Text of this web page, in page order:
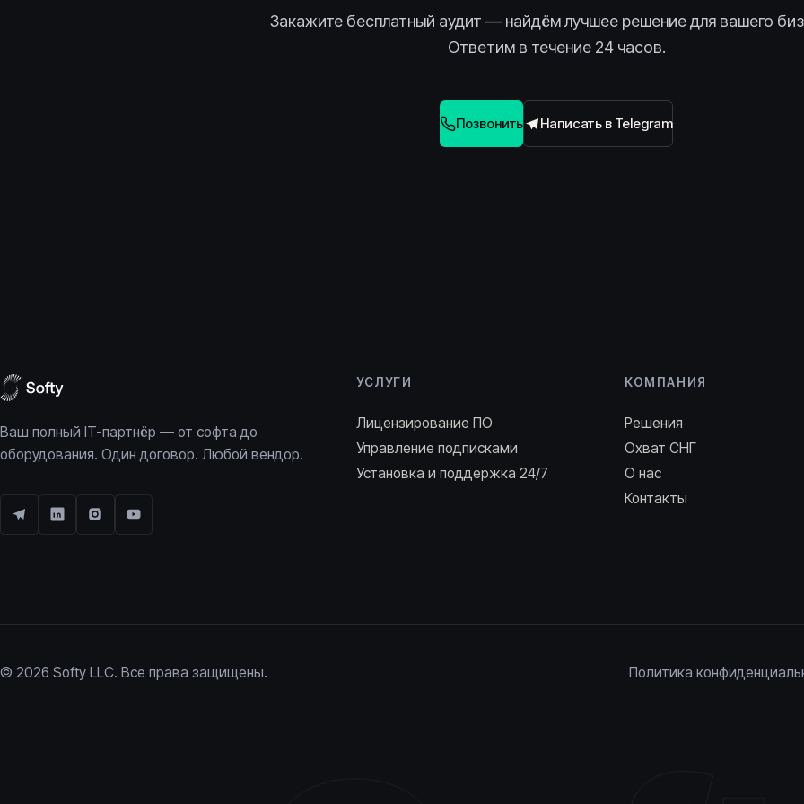
Закажите бесплатный аудит — найдём лучшее решение для вашего
Ответим в течение 24 часов.
Позвонить Написать в Telegram
Ваш полный IT-партнёр — от софта до
оборудования. Один договор. Любой вендор.
УСЛУГИ
Лицензирование ПО
Управление подписками
Установка и поддержка 24/7
КОМПАНИЯ
Решения
Охват СНГ
О нас
Контакты
© 2026 Softy LLC. Все права защищены. Политика